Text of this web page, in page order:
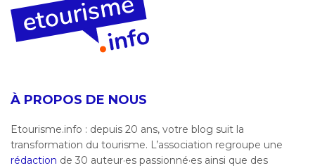
À PROPOS DE NOUS
Etourisme.info : depuis 20 ans, votre blog suit la
transformation du tourisme. L’association regroupe une
rédaction de 30 auteur·es passionné·es ainsi que des